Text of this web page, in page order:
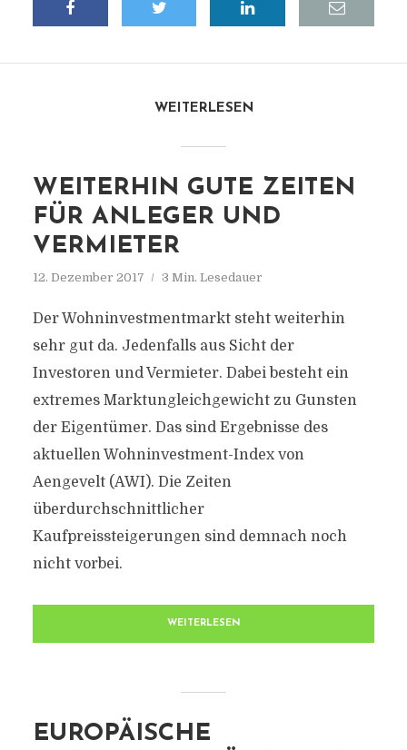
WEITERLESEN
WEITERHIN GUTE ZEITEN
FÜR ANLEGER UND
VERMIETER
12. Dezember 2017 3 Min. Lesedauer
Der Wohninvestmentmarkt steht weiterhin
sehr gut da. Jedenfalls aus Sicht der
Investoren und Vermieter. Dabei besteht ein
extremes Marktungleich­gewicht zu Gunsten
der Eigentümer. Das sind Ergebnisse des
aktuellen Wohninvestment-Index von
Aengevelt (AWI). Die Zeiten
überdurchschnittlicher
Kaufpreissteigerungen sind demnach noch
nicht vorbei.
WEITERLESEN
EUROPÄISCHE